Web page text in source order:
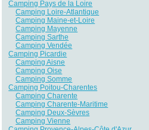
Camping Pays de la Loire
Camping Loire-Atlantique
Camping Maine-et-Loire
Camping Mayenne
Camping Sarthe
Camping Vendée
Camping Picardie
Camping Aisne
Camping Oise
Camping Somme
Camping Poitou-Charentes
Camping Charente
Camping Charente-Maritime
Camping Deux-Sèvres
Camping Vienne